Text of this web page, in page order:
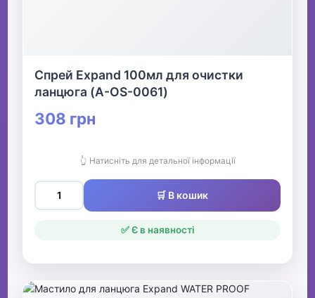
Спрей Expand 100мл для очистки
ланцюга (A-OS-0061)
308 грн
👆 Натисніть для детальної інформації
🛒 В кошик
✅ Є в наявності